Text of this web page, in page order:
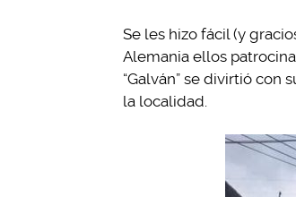
Se les hizo fácil (y
Alemania ellos
“Galván” se divirtió
la localidad.